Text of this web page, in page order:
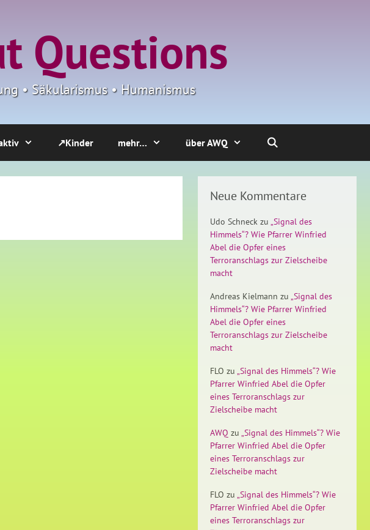
Questions
• Säkularismus • Humanismus
↗Kinder mehr… über AWQ
Neue Kommentare
Udo Schneck zu „Signal des
Himmels“? Wie Pfarrer Winfried
Abel die Opfer eines
Terroranschlags zur Zielscheibe
macht
Andreas Kielmann zu „Signal des
Himmels“? Wie Pfarrer Winfried
Abel die Opfer eines
Terroranschlags zur Zielscheibe
macht
FLO zu „Signal des Himmels“? Wie
Pfarrer Winfried Abel die Opfer
eines Terroranschlags zur
Zielscheibe macht
AWQ zu „Signal des Himmels“? Wie
Pfarrer Winfried Abel die Opfer
eines Terroranschlags zur
Zielscheibe macht
FLO zu „Signal des Himmels“? Wie
Pfarrer Winfried Abel die Opfer
eines Terroranschlags zur